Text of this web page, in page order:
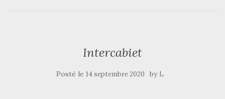
Intercabiet
Posté le 14 septembre 2020 by L